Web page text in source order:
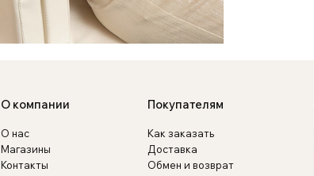
О компании
О нас
Магазины
Контакты
Покупателям
Как заказать
Доставка
Обмен и возврат